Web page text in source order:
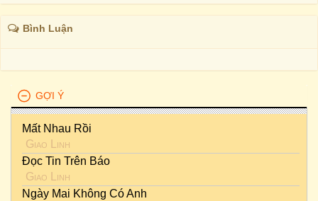
Bình Luận
GỢI Ý
Mất Nhau Rồi
Giao Linh
Đọc Tin Trên Báo
Giao Linh
Ngày Mai Không Có Anh